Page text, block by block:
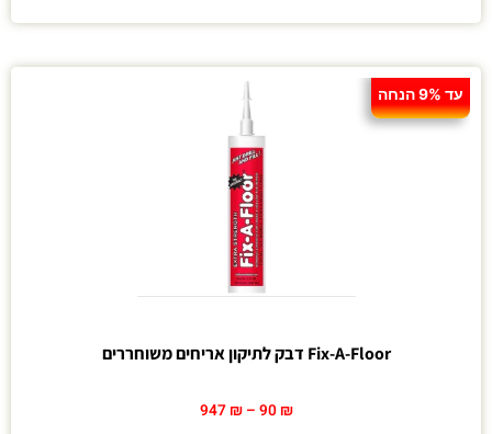
עד 9% הנחה
Fix-A-Floor דבק לתיקון אריחים משוחררים
90 ₪
–
947 ₪